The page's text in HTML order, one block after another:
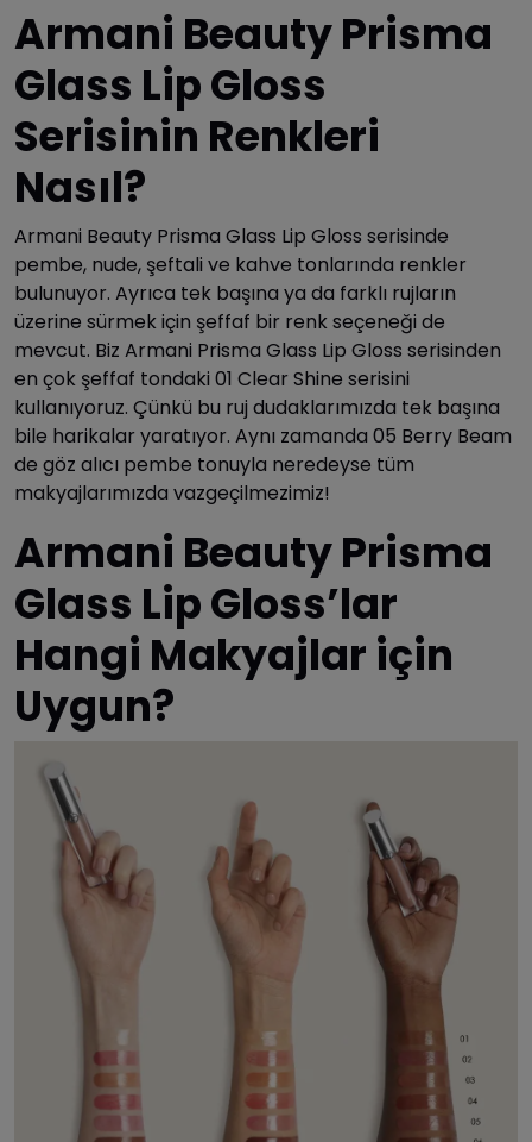
Armani Beauty Prisma
Glass Lip Gloss
Serisinin Renkleri
Nasıl?
Armani Beauty Prisma Glass Lip Gloss serisinde
pembe, nude, şeftali ve kahve tonlarında renkler
bulunuyor. Ayrıca tek başına ya da farklı rujların
üzerine sürmek için şeffaf bir renk seçeneği de
mevcut. Biz Armani Prisma Glass Lip Gloss serisinden
en çok şeffaf tondaki 01 Clear Shine serisini
kullanıyoruz. Çünkü bu ruj dudaklarımızda tek başına
bile harikalar yaratıyor. Aynı zamanda 05 Berry Beam
de göz alıcı pembe tonuyla neredeyse tüm
makyajlarımızda vazgeçilmezimiz!
Armani Beauty Prisma
Glass Lip Gloss’lar
Hangi Makyajlar için
Uygun?